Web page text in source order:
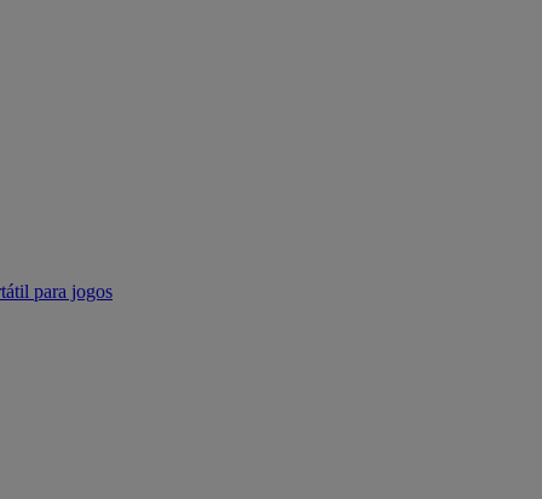
para jogos